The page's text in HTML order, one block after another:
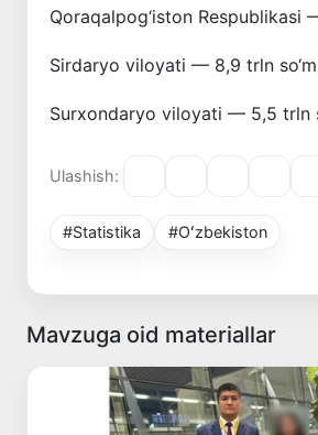
Qoraqalpog‘iston Respublikasi
Sirdaryo viloyati — 8,9 trln
Surxondaryo viloyati — 5,5 trln
Ulashish:
#Statistika #Oʻzbekiston
Mavzuga oid materiallar